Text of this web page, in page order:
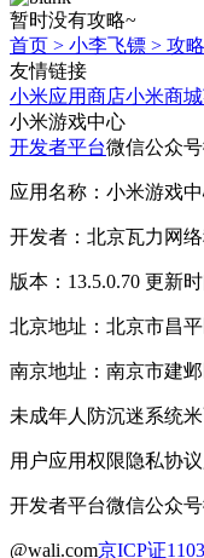
暂时没有攻略~
首页 > 小李飞镖 > 攻略
友情链接
小米应用商店小米商城
小米游戏中心
开发者平台微信公众号
应用名称：小米游戏
开发者：北京瓦力网
版本：13.5.0.70 更新
北京地址：北京市昌
南京地址：南京市建
未成年人防沉迷系统
用户应用权限隐私协议
开发者平台微信公众号
@wali.com京ICP证